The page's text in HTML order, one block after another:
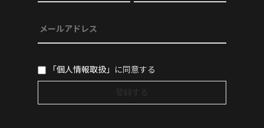
「個人情報取扱」 に同意する